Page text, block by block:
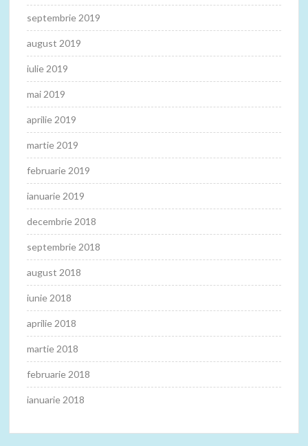
septembrie 2019
august 2019
iulie 2019
mai 2019
aprilie 2019
martie 2019
februarie 2019
ianuarie 2019
decembrie 2018
septembrie 2018
august 2018
iunie 2018
aprilie 2018
martie 2018
februarie 2018
ianuarie 2018